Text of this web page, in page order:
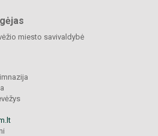
miesto savivaldybė